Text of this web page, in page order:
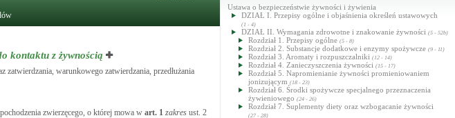
kontaktu z żywnością
warunkowego zatwierdzania, przedłużania
zwierzęcego, o której mowa w art. 1 zakres ust. 2
Ustawa o bezpieczeństwie żywności i żywienia
DZIAŁ I. Przepisy ogólne i objaśnienia określeń ustawowych
(1 - 4)
DZIAŁ II. Wymagania zdrowotne i znakowanie żywności (5 - 52b)
Rozdział 1. Przepisy ogólne (5 - 8)
Rozdział 2. Substancje dodatkowe i enzymy spożywcze (9 - 11)
Rozdział 3. Aromaty i rozpuszczalniki (12 - 14)
Rozdział 4. Zanieczyszczenia żywności (15 - 17)
Rozdział 5. Napromienianie żywności promieniowaniem
jonizującym (18 - 23)
Rozdział 6. Środki spożywcze specjalnego przeznaczenia
żywieniowego (24 - 26)
Rozdział 7. Suplementy diety oraz wzbogacanie żywności
(27 - 28)